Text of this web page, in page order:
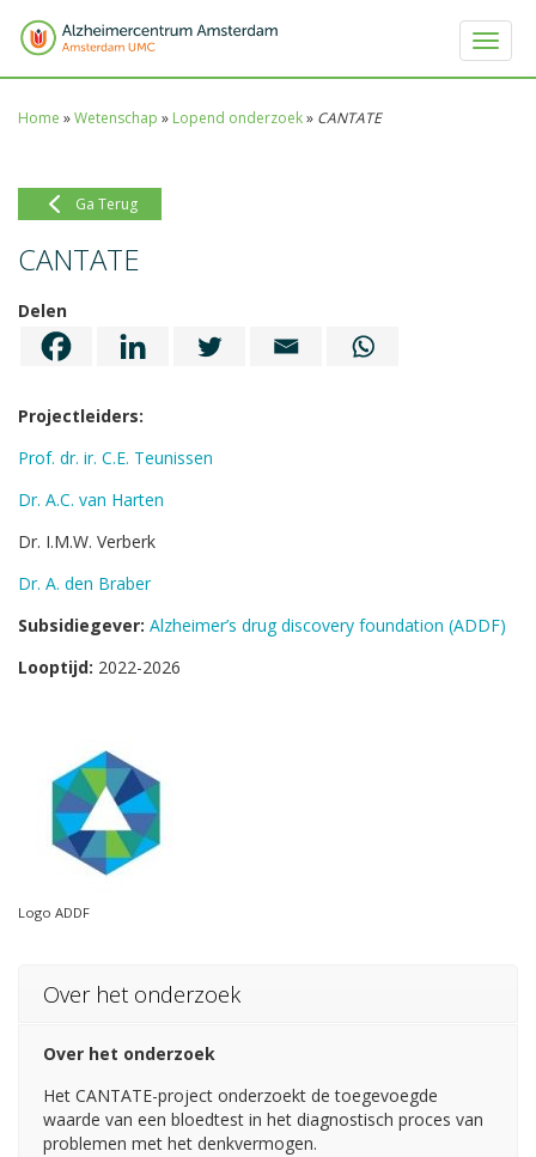
Toggle
Home »Wetenschap » Lopend onderzoek» CANTATE
Ga Terug
CANTATE
Delen
Projectleiders:
Prof. dr. ir. C.E. Teunissen
Dr. A.C. van Harten
Dr. I.M.W. Verberk
Dr. A. den Braber
Subsidiegever: Alzheimer’s drug discovery foundation (ADDF)
Looptijd: 2022-2026
Logo ADDF
Over het onderzoek
Over het onderzoek
Het CANTATE-project onderzoekt de toegevoegde
waarde van een bloedtest in het diagnostisch proces van
problemen met het denkvermogen.